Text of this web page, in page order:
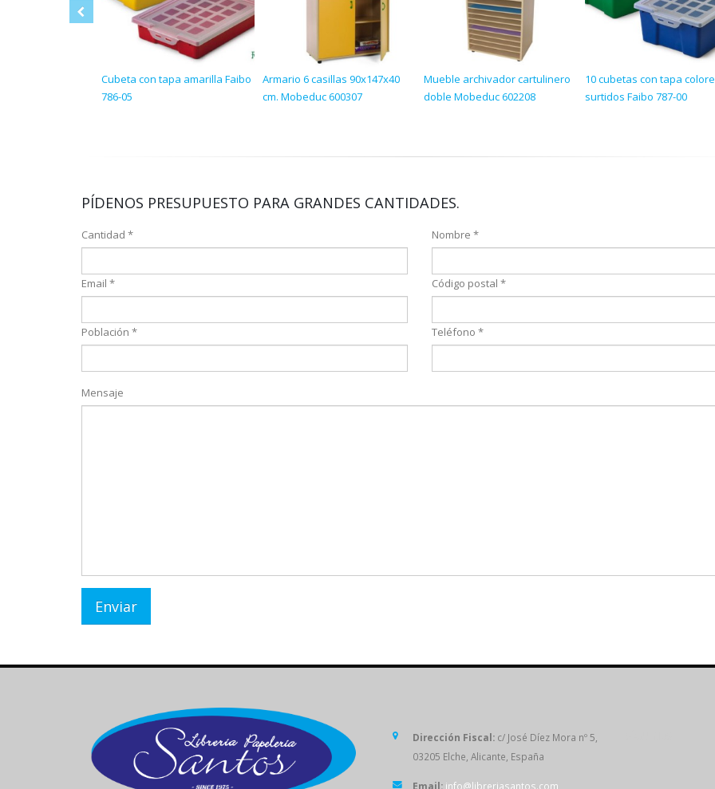
Cubeta con tapa amarilla Faibo
786-05
Armario 6 casillas 90x147x40
cm. Mobeduc 600307
Mueble archivador cartulinero
doble Mobeduc 602208
10 cubetas con tapa
surtidos Faibo 787-00
PÍDENOS PRESUPUESTO PARA GRANDES CANTIDADES.
Cantidad * Nombre *
Email * Código postal *
Población * Teléfono *
Mensaje
Dirección Fiscal: c/ José Díez Mora nº 5,
03205 Elche, Alicante, España
Email: info@libreriasantos.com